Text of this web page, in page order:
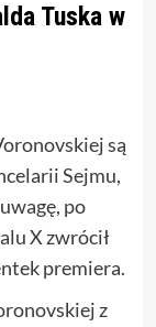
Tuska w
są
Sejmu,
po
X zwrócił
premiera.
z